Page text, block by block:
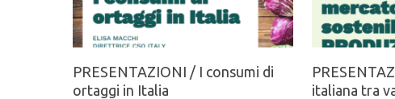
PRESENTAZIONI / I consumi di
ortaggi in Italia
italiana tra